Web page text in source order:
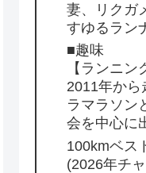
妻、リクガ
すゆるラン
■趣味
【ランニン
2011年から
ラマラソン
会を中心に
100kmベス
(2026年チ